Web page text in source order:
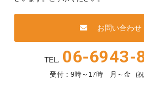
お問い合わせ
TEL. 06-6943-
受付：9時～17時 月～金 (